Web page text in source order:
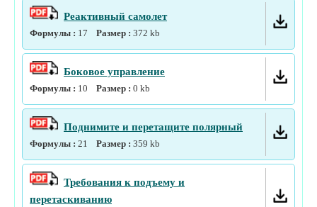
Реактивный самолет
Формулы : 17 Размер : 372 kb
Боковое управление
Формулы : 10 Размер : 0 kb
Поднимите и перетащите полярный
Формулы : 21 Размер : 359 kb
Требования к подъему и
перетаскиванию